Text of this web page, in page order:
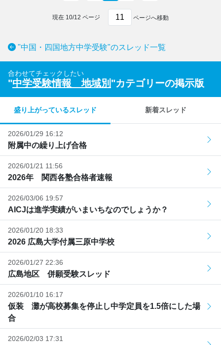
現在 10/12 ページ ページへ移動
"中国・四国地方中学受験"のスレッド一覧
合わせてチェックしたい
"中学受験情報 地域別 "カテゴリーの掲示版
盛り上がっているスレッド 新着スレッド
2026/01/29 16:12
附属中の繰り上げ合格
2026/01/21 11:56
2026年 関西各塾合格者速報
2026/03/06 19:57
AICJは進学実績がいまいちなのでしょうか？
2026/01/20 18:33
2026 広島大学付属三原中学校
2026/01/27 22:36
広島地区 併願受験スレッド
2026/01/10 16:17
仮装 灘が高校募集を停止し中学定員を1.5倍にした場
合
2026/02/03 17:31